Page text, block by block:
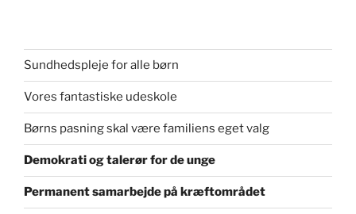
Sundhedspleje for alle børn
Vores fantastiske udeskole
Børns pasning skal være familiens eget valg
Demokrati og talerør for de unge
Permanent samarbejde på kræftområdet